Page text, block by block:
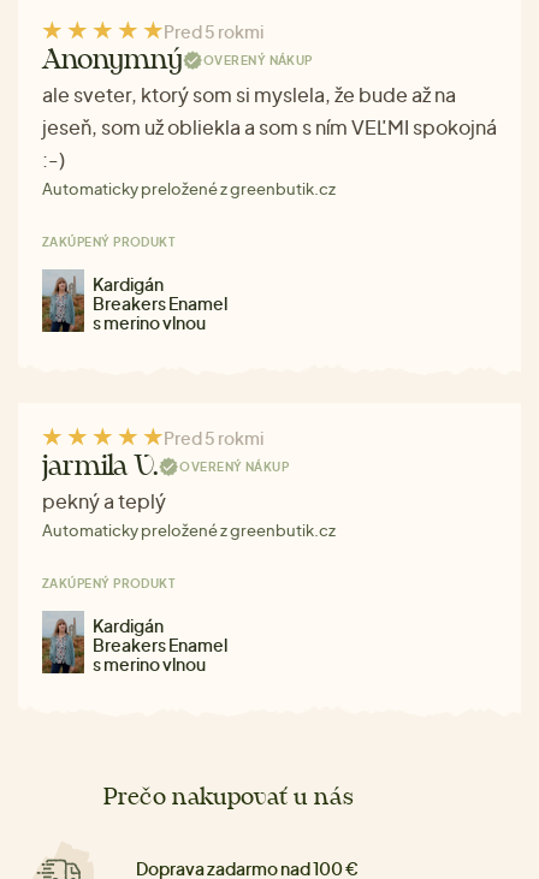
Pred 5 rokmi
Anonymný OVERENÝ NÁKUP
ale sveter, ktorý som si myslela, že bude až na
jeseň, som už obliekla a som s ním VEĽMI spokojná
:-)
Automaticky preložené z greenbutik.cz
ZAKÚPENÝ PRODUKT
Kardigán
Breakers Enamel
s merino vlnou
Pred 5 rokmi
jarmila V. OVERENÝ NÁKUP
pekný a teplý
Automaticky preložené z greenbutik.cz
ZAKÚPENÝ PRODUKT
Kardigán
Breakers Enamel
s merino vlnou
Prečo nakupovať u nás
Doprava zadarmo nad 100 €